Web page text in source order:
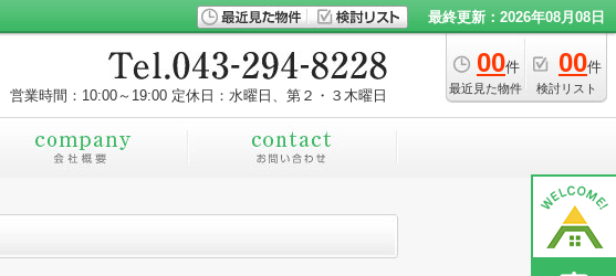
最終更新：2026年08月08日
00件
最近見た物件
00件
検討リスト
営業時間：10:00～19:00 定休日：水曜日、第２・３木曜日